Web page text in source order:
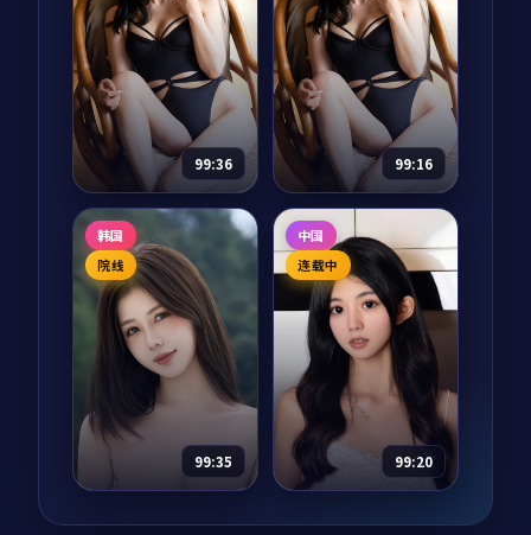
等
焚城猎局·典藏是一
部以喜剧为核心的影
视作品，围绕危机、
反转与人物成长展
开，整体节奏紧凑，
值得推荐观看。
77,025 7.6 喜剧
等
霓虹追凶是一部以喜
剧为核心的影视作
品，围绕危机、反转
与人物成长展开，整
体节奏紧凑，值得推
荐观看。
14,985 9.3 喜剧
99:36
南港逃生·纪念
版纪录片 2024
主演：易烊千玺、木
村拓哉 等
南港逃生·纪念版是
一部以惊悚为核心的
影视作品，围绕危
机、反转与人物成长
展开，整体节奏紧
凑，值得推荐观看。
63,551 6.5 惊悚
99:16
逆光航线
电视剧 2024
主演：河正宇、梁朝
伟 等
逆光航线是一部以悬
疑为核心的影视作
品，围绕危机、反转
与人物成长展开，整
体节奏紧凑，值得推
荐观看。
25,005 9.3 悬疑
韩国
院线
99:35
南港倒影
中国
连载中
99:20
狂潮档案